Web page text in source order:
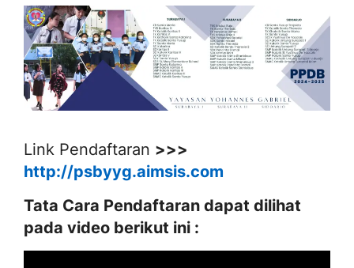
Link Pendaftaran >>>
http://psbyyg.aimsis.com
Tata Cara Pendaftaran dapat dilihat
pada video berikut ini :